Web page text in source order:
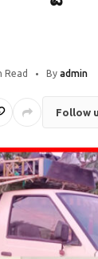
Read By admin
Follow